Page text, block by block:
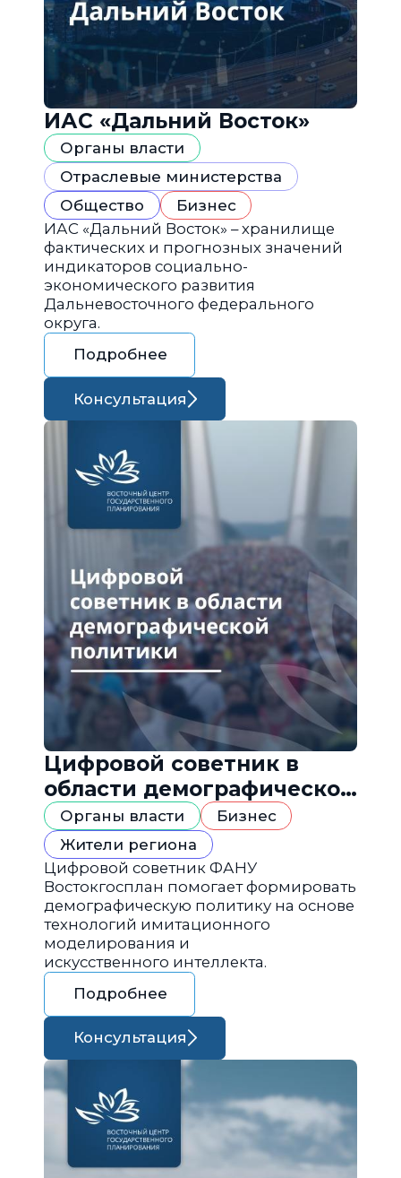
ИАС «Дальний Восток»
Органы власти
Отраслевые министерства
Общество
Бизнес
ИАС «Дальний Восток» – хранилище
фактических и прогнозных значений
индикаторов социально-
экономического развития
Дальневосточного федерального
округа.
Подробнее
Консультация
Цифровой советник в
области демографической
политики
Органы власти
Бизнес
Жители региона
Цифровой советник ФАНУ
Востокгосплан помогает формировать
демографическую политику на основе
технологий имитационного
моделирования и
искусственного интеллекта.
Подробнее
Консультация